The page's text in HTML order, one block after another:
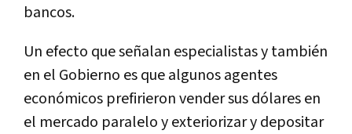
bancos.
Un efecto que señalan especialistas y también
en el Gobierno es que algunos agentes
económicos prefirieron vender sus dólares en
el mercado paralelo y exteriorizar y depositar